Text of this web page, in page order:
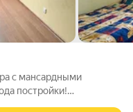
с мансардными
постройки!